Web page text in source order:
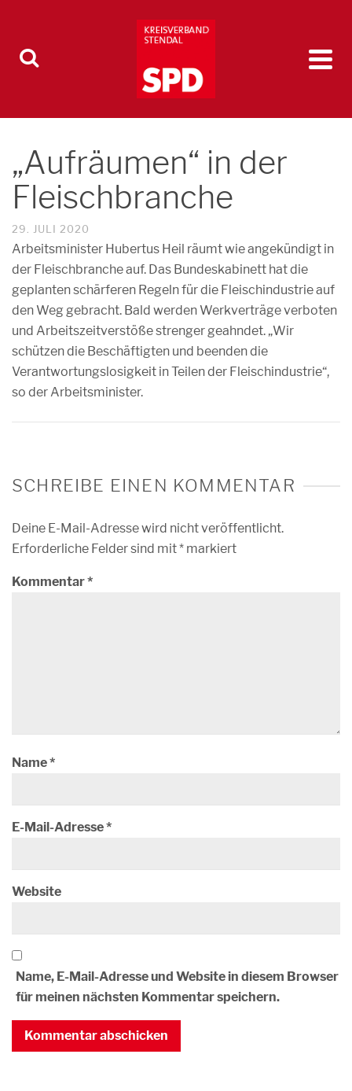
„Aufräumen“ in der
Fleischbranche
29. JULI 2020
Arbeitsminister Hubertus Heil räumt wie angekündigt in
der Fleischbranche auf. Das Bundeskabinett hat die
geplanten schärferen Regeln für die Fleischindustrie auf
den Weg gebracht. Bald werden Werkverträge verboten
und Arbeitszeitverstöße strenger geahndet. „Wir
schützen die Beschäftigten und beenden die
Verantwortungslosigkeit in Teilen der Fleischindustrie“,
so der Arbeitsminister.
SCHREIBE EINEN KOMMENTAR
Deine E-Mail-Adresse wird nicht veröffentlicht.
Erforderliche Felder sind mit* markiert
Kommentar*
Name*
E-Mail-Adresse*
Website
Name, E-Mail-Adresse und Website in diesem Browser
für meinen nächsten Kommentar speichern.